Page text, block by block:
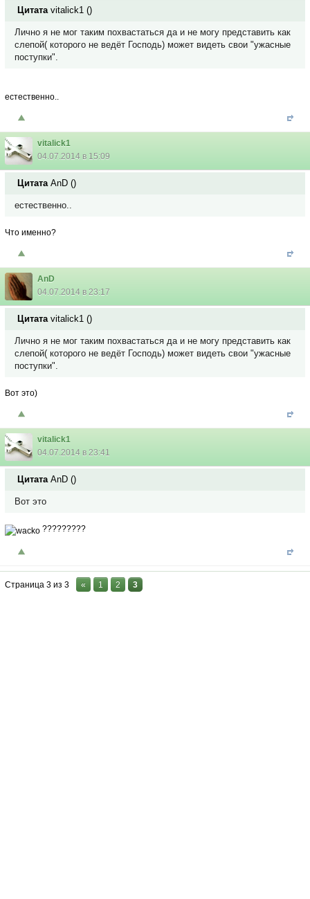
Цитата vitalick1 ()
Лично я не мог таким похвастаться да и не могу представить как
слепой( которого не ведёт Господь) может видеть свои "ужасные
поступки".
естественно..
vitalick1
04.07.2014 в 15:09
Цитата AnD ()
естественно..
Что именно?
AnD
04.07.2014 в 23:17
Цитата vitalick1 ()
Лично я не мог таким похвастаться да и не могу представить как
слепой( которого не ведёт Господь) может видеть свои "ужасные
поступки".
Вот это)
vitalick1
04.07.2014 в 23:41
Цитата AnD ()
Вот это
?????????
Страница 3 из 3 « 1 2 3